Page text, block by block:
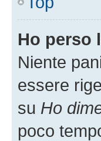
Ho perso
Niente
essere
su Ho
poco